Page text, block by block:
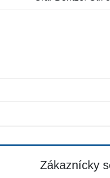
Zákaznícky